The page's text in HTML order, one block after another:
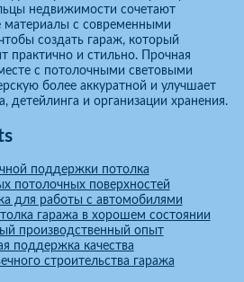
недвижимости сочетают
материалы с современными
создать гараж, который
практично и стильно. Прочная
с потолочными световыми
более аккуратной и улучшает
детейлинга и организации хранения.
поддержки потолка
потолочных поверхностей
для работы с автомобилями
гаража в хорошем состоянии
производственный опыт
поддержка качества
строительства гаража